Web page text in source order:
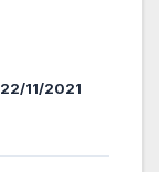
22/11/2021